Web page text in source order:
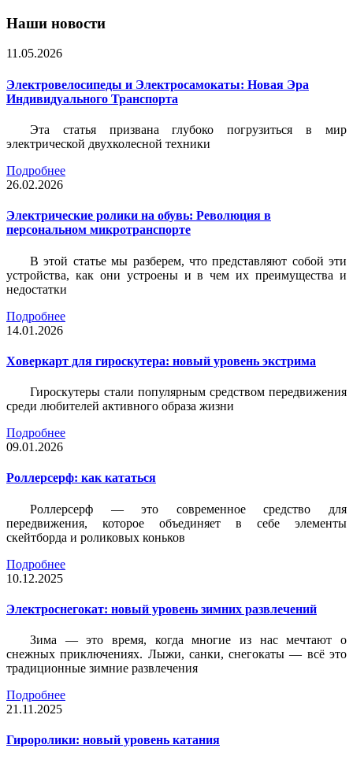
Наши новости
11.05.2026
Электровелосипеды и Электросамокаты: Новая Эра
Индивидуального Транспорта
Эта статья призвана глубоко погрузиться в мир
электрической двухколесной техники
Подробнее
26.02.2026
Электрические ролики на обувь: Революция в
персональном микротранспорте
В этой статье мы разберем, что представляют собой эти
устройства, как они устроены и в чем их преимущества и
недостатки
Подробнее
14.01.2026
Ховеркарт для гироскутера: новый уровень экстрима
Гироскутеры стали популярным средством передвижения
среди любителей активного образа жизни
Подробнее
09.01.2026
Роллерсерф: как кататься
Роллерсерф — это современное средство для
передвижения, которое объединяет в себе элементы
скейтборда и роликовых коньков
Подробнее
10.12.2025
Электроснегокат: новый уровень зимних развлечений
Зима — это время, когда многие из нас мечтают о
снежных приключениях. Лыжи, санки, снегокаты — всё это
традиционные зимние развлечения
Подробнее
21.11.2025
Гироролики: новый уровень катания